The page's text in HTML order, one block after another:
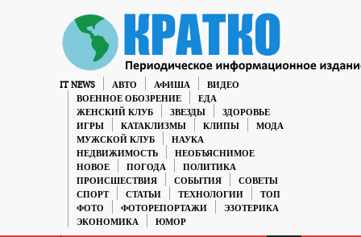
IT NEWS АВТО АФИША
ВИДЕО
ВОЕННОЕ ОБОЗРЕНИЕ
ЕДА
ЖЕНСКИЙ КЛУБ
ЗВЕЗДЫ
ЗДОРОВЬЕ
ИГРЫ
КАТАКЛИЗМЫ КЛИПЫ
МОДА
МУЖСКОЙ КЛУБ
НАУКА
НЕДВИЖИМОСТЬ
НЕОБЪЯСНИМОЕ
НОВОЕ
ПОГОДА
ПОЛИТИКА
ПРОИСШЕСТВИЯ
СОБЫТИЯ
СОВЕТЫ
СПОРТ
СТАТЬИ ТЕХНОЛОГИИ
ТОП
ФОТО
ФОТОРЕПОРТАЖИ
ЭЗОТЕРИКА
ЭКОНОМИКА
ЮМОР